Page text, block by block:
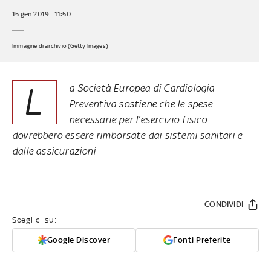
15 gen 2019 - 11:50
Immagine di archivio (Getty Images)
L
a Società Europea di Cardiologia
Preventiva sostiene che le spese
necessarie per l’esercizio fisico
dovrebbero essere rimborsate dai sistemi sanitari e
dalle assicurazioni
Sceglici su:
Google Discover Fonti Preferite
CONDIVIDI